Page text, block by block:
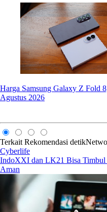
Harga Samsung Galaxy Z Fold
Agustus 2026
Terkait Rekomendasi
Cyberlife
IndoXXI dan LK21 Bisa Timbul
Aman